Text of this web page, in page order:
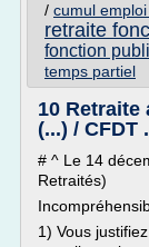
/ cumul
retraite
fonction
temps partiel
10
(...) / CFDT
# ^ Le 14
Retraités)
1) Vous